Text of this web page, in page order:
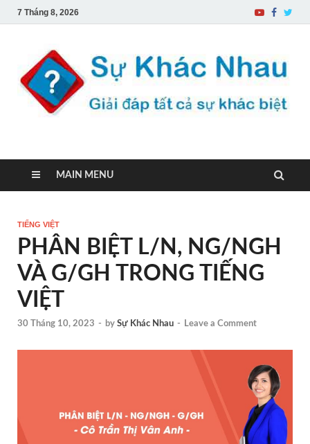
7 Tháng 8, 2026
Sự Khác Nhau
MAIN MENU
TIẾNG VIỆT
PHÂN BIỆT L/N, NG/NGH
VÀ G/GH TRONG TIẾNG
VIỆT
30 Tháng 10, 2023 - by Sự Khác Nhau - Leave a Comment